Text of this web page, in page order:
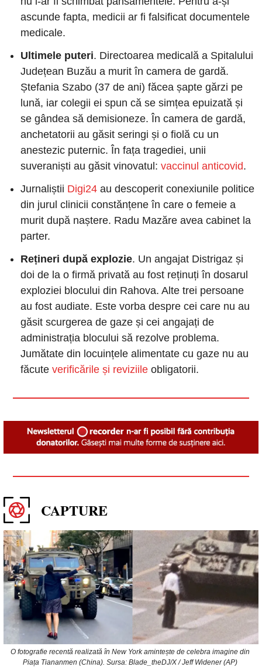
ascunde fapta, medicii ar fi falsificat documentele
medicale.
Ultimele puteri. Directoarea medicală a Spitalului
Județean Buzău a murit în camera de gardă.
Ștefania Szabo (37 de ani) făcea șapte gărzi pe
lună, iar colegii ei spun că se simțea epuizată și
se gândea să demisioneze. În camera de gardă,
anchetatorii au găsit seringi și o fiolă cu un
anestezic puternic. În fața tragediei, unii
suveraniști au găsit vinovatul: vaccinul anticovid.
Jurnaliștii Digi24 au descoperit conexiunile politice
din jurul clinicii constănțene în care o femeie a
murit după naștere. Radu Mazăre avea cabinet la
parter.
Rețineri după explozie. Un angajat Distrigaz și
doi de la o firmă privată au fost reținuți în dosarul
exploziei blocului din Rahova. Alte trei persoane
au fost audiate. Este vorba despre cei care nu au
găsit scurgerea de gaze și cei angajați de
administrația blocului să rezolve problema.
Jumătate din locuințele alimentate cu gaze nu au
făcute verificările și reviziile obligatorii.
CAPTURE
O fotografie recentă realizată în New York amintește de celebra imagine din
Piața Tiananmen (China). Sursa: Blade_theDJ/X / Jeff Widener (AP)